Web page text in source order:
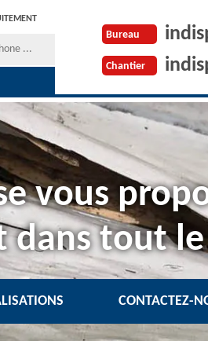
Bureau
Chantier
vous
dans tout
CONTACTEZ-